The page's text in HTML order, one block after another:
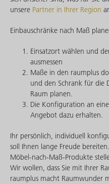
unsere Partner in Ihrer Region
Einbauschränke nach Maß
Einsatzort wählen und
ausmessen
Maße in den raumplus
und den Schrank für die
Raum planen.
Die Konfiguration an
Angebot dazu erhalten.
Ihr persönlich, individuell
soll Ihnen lange Freude
Möbel-nach-Maß-Produkte
Wir wollen, dass Sie mit Ihrer
raumplus macht Raumwunder